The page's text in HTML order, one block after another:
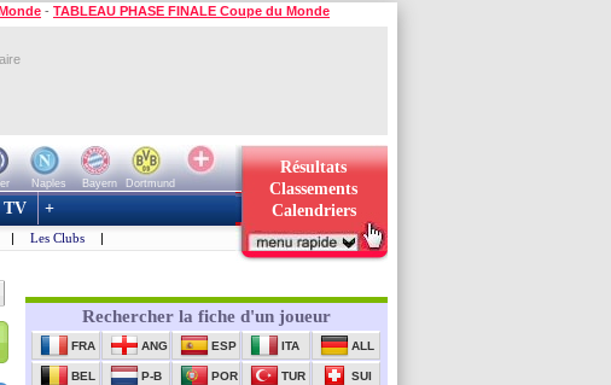
- TABLEAU PHASE FINALE Coupe du Monde
Naples Bayern
Dortmund
Résultats
Classements
Calendriers
TV +
| Les Clubs |